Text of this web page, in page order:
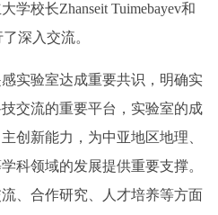
学校长Zhanseit Tuimebayev和
深入交流。
验室达成重要共识，明确实
交流的重要平台，实验室的成
创新能力，为中亚地区地理、
科领域的发展提供重要支撑。
、合作研究、人才培养等方面